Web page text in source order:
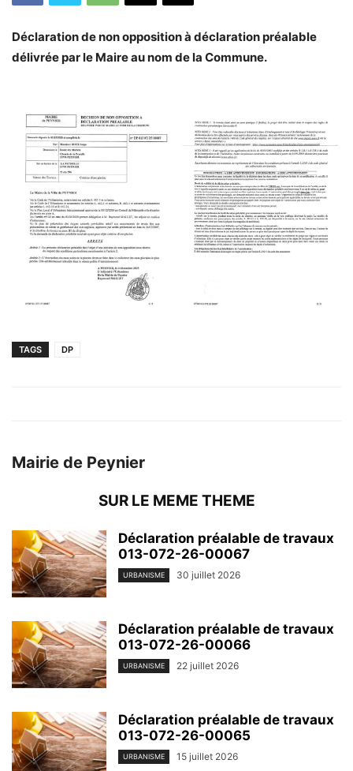
Déclaration de non opposition à déclaration préalable
délivrée par le Maire au nom de la Commune.
TAGS DP
Mairie de Peynier
SUR LE MEME THEME
Déclaration préalable de travaux
013-072-26-00067
URBANISME 30 juillet 2026
Déclaration préalable de travaux
013-072-26-00066
URBANISME 22 juillet 2026
Déclaration préalable de travaux
013-072-26-00065
URBANISME 15 juillet 2026